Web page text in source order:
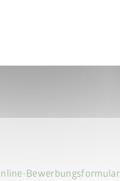
Bewerbungsformular